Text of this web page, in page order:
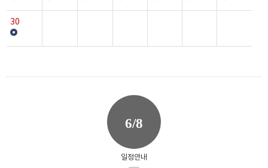
30
6/8
일정안내